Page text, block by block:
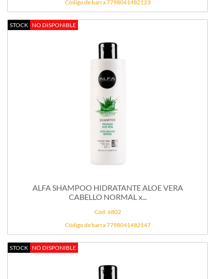
Código de barra 7798041482123
STOCK NO DISPONIBLE
ALFA SHAMPOO HIDRATANTE ALOE VERA
CABELLO NORMAL x...
Cód: 6802
Código de barra 7798041482147
STOCK NO DISPONIBLE